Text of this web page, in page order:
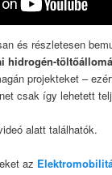
és részletesen
hidrogén-
projekteket –
csak így lehetett
alatt találhatók.
az